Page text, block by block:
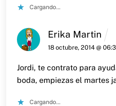
Cargando...
Erika Martin
18 octubre, 2014 @
Jordi, te contrato para
boda, empiezas el martes
Cargando...